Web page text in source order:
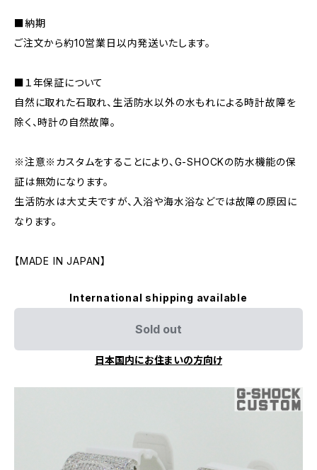
■納期
ご注文から約10営業日以内発送いたします。
■１年保証について
自然に取れた石取れ、生活防水以外の水もれによる時計故障を
除く、時計の自然故障。
※注意※カスタムをすることにより、G-SHOCKの防水機能の保
証は無効になります。
生活防水は大丈夫ですが、入浴や海水浴などでは故障の原因に
なります。
【MADE IN JAPAN】
International shipping available
Sold out
日本国内にお住まいの方向け